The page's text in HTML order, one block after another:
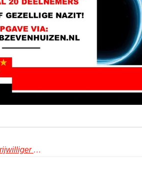
Gezellige nieuwjaarsborrel en bekendmaking vrijwilliger van het jaar